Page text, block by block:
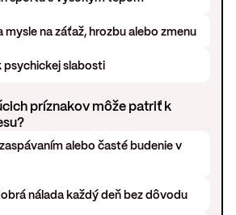
mysle na záťaž, hrozbu alebo zmenu
psychickej slabosti
príznakov môže patriť k
alebo časté budenie v
nálada každý deň bez dôvodu